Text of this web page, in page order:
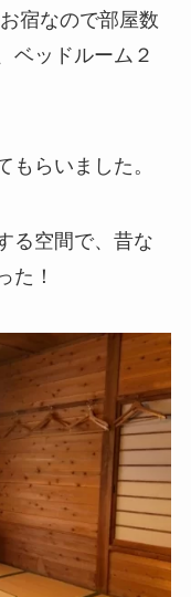
宿なので部屋数
ベッドルーム２
もらいました。
る空間で、昔な
た！